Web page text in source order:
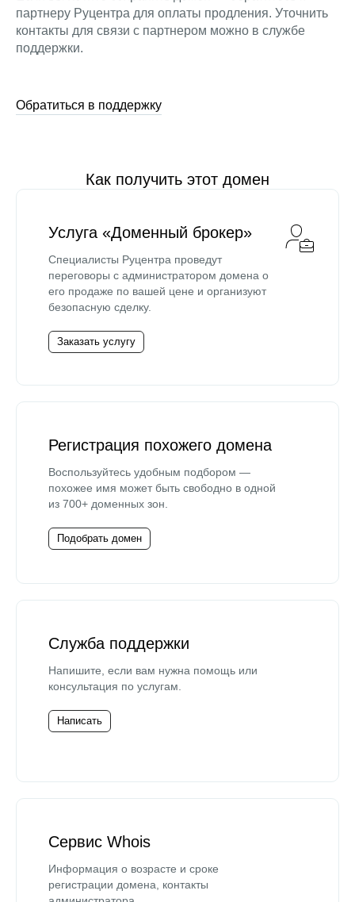
партнеру Руцентра для оплаты продления. Уточнить
контакты для связи с партнером можно в службе
поддержки.
Обратиться в поддержку
Как получить этот домен
Услуга «Доменный брокер»
Специалисты Руцентра проведут
переговоры с администратором домена о
его продаже по вашей цене и организуют
безопасную сделку.
Заказать услугу
Регистрация похожего домена
Воспользуйтесь удобным подбором —
похожее имя может быть свободно в одной
из 700+ доменных зон.
Подобрать домен
Служба поддержки
Напишите, если вам нужна помощь или
консультация по услугам.
Написать
Сервис Whois
Информация о возрасте и сроке
регистрации домена, контакты